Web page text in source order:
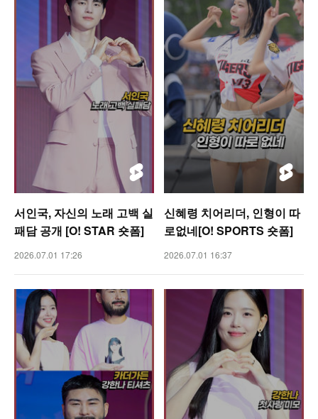
서인국, 자신의 노래 고백 실
패담 공개 [O! STAR 숏폼]
2026.07.01 17:26
신혜령 치어리더, 인형이 따
로없네[O! SPORTS 숏폼]
2026.07.01 16:37